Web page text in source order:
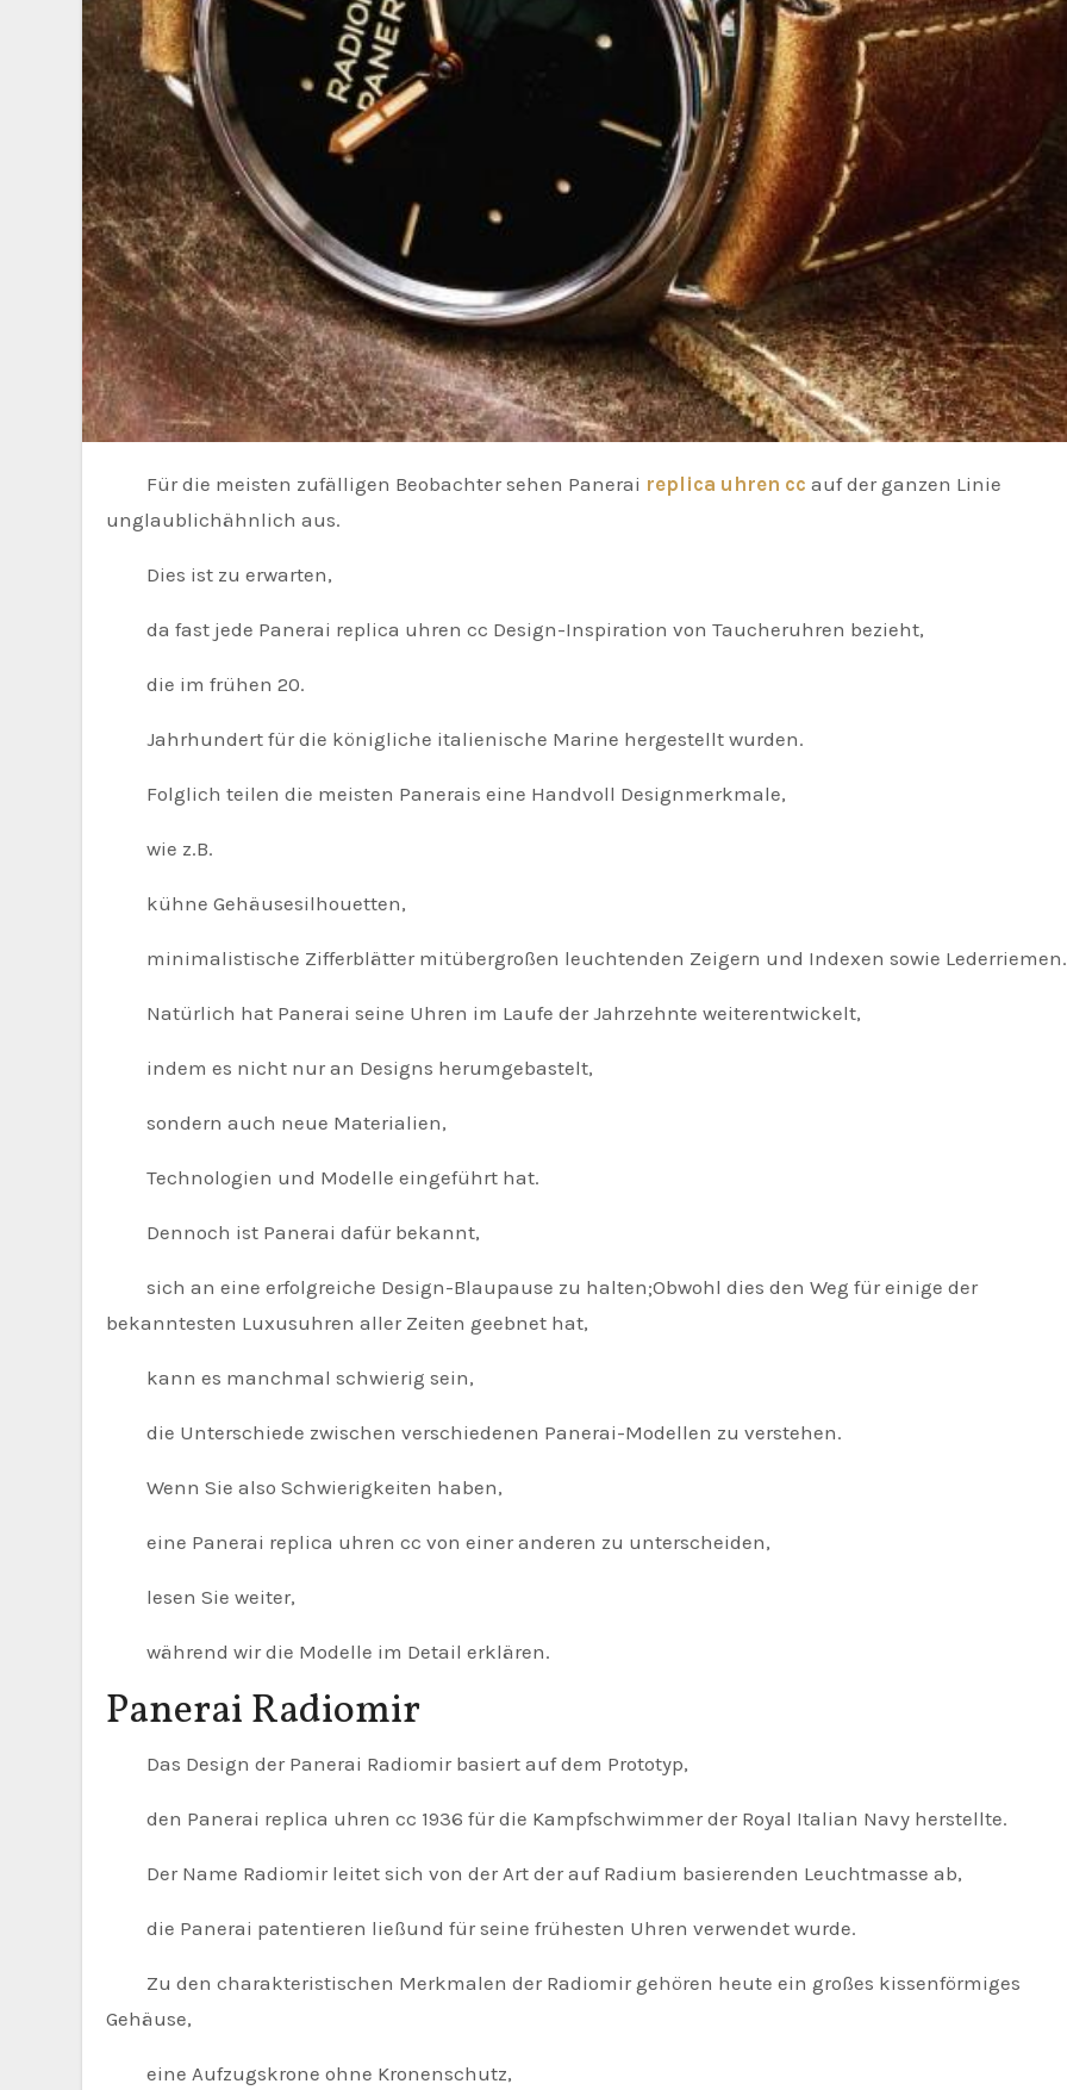
Für die meisten zufälligen Beobachter sehen Panerai replica uhren cc auf der ganzen Linie
unglaublichähnlich aus.
Dies ist zu erwarten,
da fast jede Panerai replica uhren cc Design-Inspiration von Taucheruhren bezieht,
die im frühen 20.
Jahrhundert für die königliche italienische Marine hergestellt wurden.
Folglich teilen die meisten Panerais eine Handvoll Designmerkmale,
wie z.B.
kühne Gehäusesilhouetten,
minimalistische Zifferblätter mitübergroßen leuchtenden Zeigern und Indexen sowie Lederriemen.
Natürlich hat Panerai seine Uhren im Laufe der Jahrzehnte weiterentwickelt,
indem es nicht nur an Designs herumgebastelt,
sondern auch neue Materialien,
Technologien und Modelle eingeführt hat.
Dennoch ist Panerai dafür bekannt,
sich an eine erfolgreiche Design-Blaupause zu halten;Obwohl dies den Weg für einige der
bekanntesten Luxusuhren aller Zeiten geebnet hat,
kann es manchmal schwierig sein,
die Unterschiede zwischen verschiedenen Panerai-Modellen zu verstehen.
Wenn Sie also Schwierigkeiten haben,
eine Panerai replica uhren cc von einer anderen zu unterscheiden,
lesen Sie weiter,
während wir die Modelle im Detail erklären.
Panerai Radiomir
Das Design der Panerai Radiomir basiert auf dem Prototyp,
den Panerai replica uhren cc 1936 für die Kampfschwimmer der Royal Italian Navy herstellte.
Der Name Radiomir leitet sich von der Art der auf Radium basierenden Leuchtmasse ab,
die Panerai patentieren ließund für seine frühesten Uhren verwendet wurde.
Zu den charakteristischen Merkmalen der Radiomir gehören heute ein großes kissenförmiges
Gehäuse,
eine Aufzugskrone ohne Kronenschutz,